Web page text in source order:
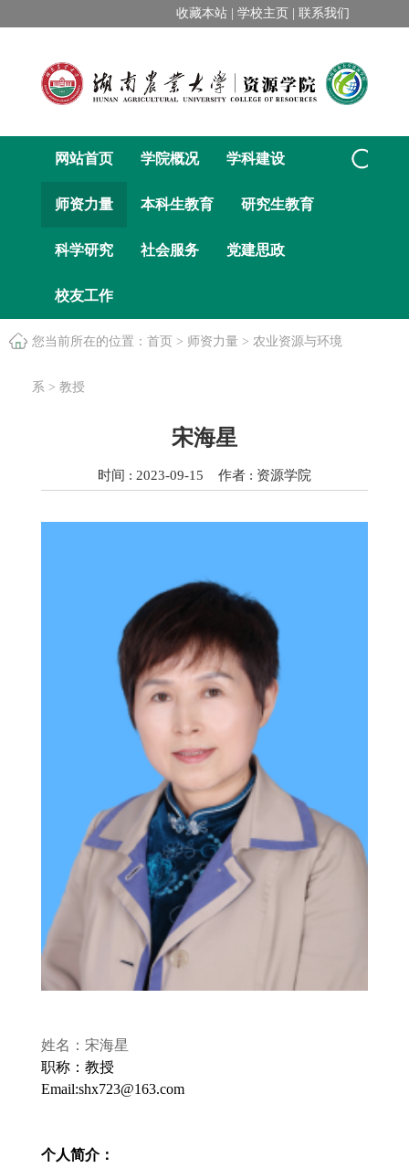
收藏本站 |学校主页 | 联系我们
网站首页 学院概况 学科建设
师资力量 本科生教育 研究生教育
科学研究 社会服务 党建思政
校友工作
您当前所在的位置： 首页 > 师资力量> 农业资源与环境
系 > 教授
宋海星
时间 : 2023-09-15 作者 : 资源学院
姓名：宋海星
职称：教授
Email:shx723@163.com
个人简介：